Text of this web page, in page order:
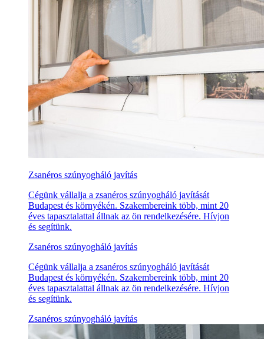
Zsanéros szúnyogháló javítás
Cégünk vállalja a zsanéros szúnyogháló javítását
Budapest és környékén. Szakembereink több, mint 20
éves tapasztalattal állnak az ön rendelkezésére. Hívjon
és segítünk.
Zsanéros szúnyogháló javítás
Cégünk vállalja a zsanéros szúnyogháló javítását
Budapest és környékén. Szakembereink több, mint 20
éves tapasztalattal állnak az ön rendelkezésére. Hívjon
és segítünk.
Zsanéros szúnyogháló javítás